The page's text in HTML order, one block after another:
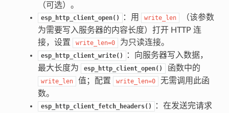
（可选）。
esp_http_client_open() ：用 write_len
（该参数
为需要写入服务器的内容长度）打开 HTTP 连
接，设置
write_len=0 为只读连接。
esp_http_client_write()
：向服务器写入数据，
最大长度为
esp_http_client_open() 函数中的
write_len 值；配置 write_len=0
无需调用此函
数。
esp_http_client_fetch_headers()
：在发送完请求